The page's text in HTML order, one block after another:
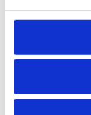
foster, der
som et
alle mennesker
liv, for hvis
hjerne for at